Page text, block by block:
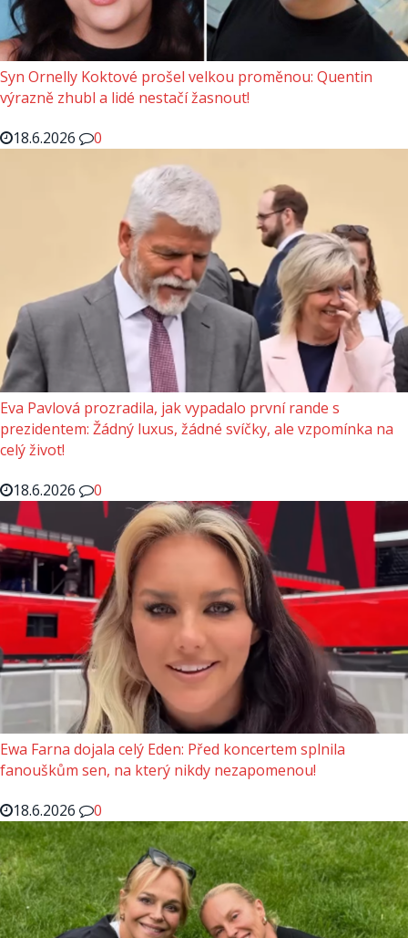
Syn Ornelly Koktové prošel velkou proměnou: Quentin
výrazně zhubl a lidé nestačí žasnout!
18.6.2026
0
Eva Pavlová prozradila, jak vypadalo první rande s
prezidentem: Žádný luxus, žádné svíčky, ale vzpomínka na
celý život!
18.6.2026
0
Ewa Farna dojala celý Eden: Před koncertem splnila
fanouškům sen, na který nikdy nezapomenou!
18.6.2026
0